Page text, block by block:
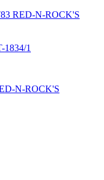
RED-N-ROCK'S
1
N-ROCK'S